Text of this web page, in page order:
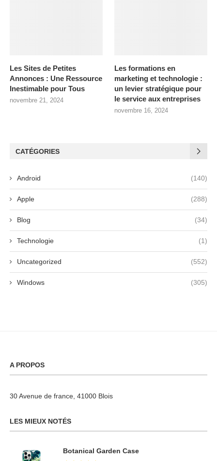
Les Sites de Petites
Annonces : Une Ressource
Inestimable pour Tous
novembre 21, 2024
Les formations en
marketing et technologie :
un levier stratégique pour
le service aux entreprises
novembre 16, 2024
CATÉGORIES
Android (140)
Apple (288)
Blog (34)
Technologie (1)
Uncategorized (552)
Windows (305)
A PROPOS
30 Avenue de france, 41000 Blois
LES MIEUX NOTÉS
Botanical Garden Case